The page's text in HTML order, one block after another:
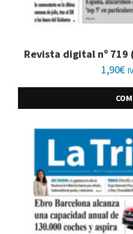
Revista digital nº 719
1,90€